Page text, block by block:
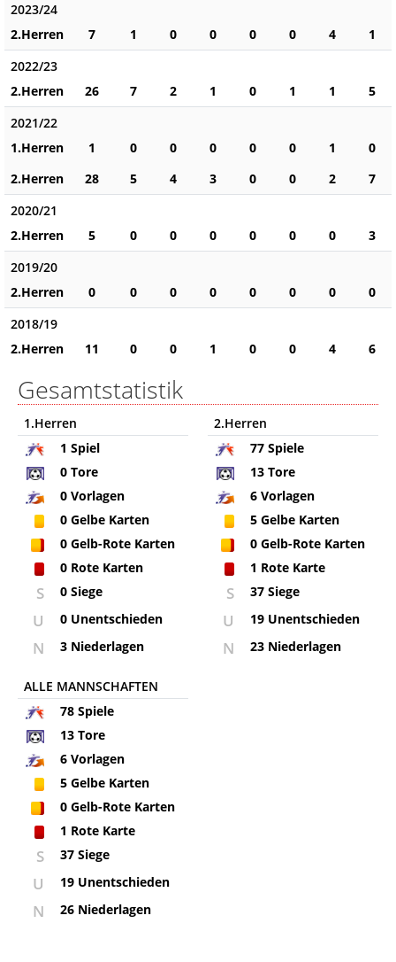
2023/24
2.Herren
7 1 0 0 0 0 4
1
2022/23
2.Herren
26 7 2 1 0 1 1
5
2021/22
1.Herren
1 0 0 0 0 0 1
0
2.Herren
28 5 4 3 0 0 2
7
2020/21
2.Herren
5 0 0 0 0 0 0
3
2019/20
2.Herren
0 0 0 0 0 0 0
0
2018/19
2.Herren
11 0 0 1 0 0 4 6
Gesamtstatistik
1.Herren
1 Spiel
0 Tore
0 Vorlagen
0 Gelbe Karten
0 Gelb-Rote Karten
0 Rote Karten
S 0 Siege
U 0 Unentschieden
N 3 Niederlagen
2.Herren
77Spiele
13Tore
6Vorlagen
5Gelbe Karten
0Gelb-Rote Karten
1 Rote Karte
S 37 Siege
U 19 Unentschieden
N 23 Niederlagen
ALLE MANNSCHAFTEN
78 Spiele
13 Tore
6 Vorlagen
5 Gelbe Karten
0 Gelb-Rote Karten
1 Rote Karte
S 37 Siege
U 19 Unentschieden
N 26 Niederlagen